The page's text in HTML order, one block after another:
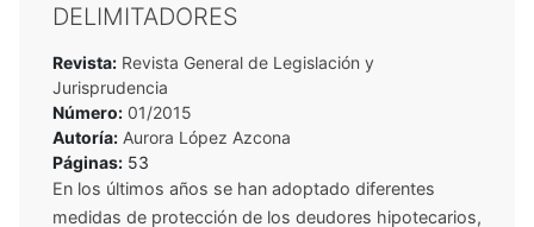
DELIMITADORES
Revista: Revista General de Legislación y
Jurisprudencia
Número: 01/2015
Autoría: Aurora López Azcona
Páginas: 53
En los últimos años se han adoptado diferentes
medidas de protección de los deudores hipotecarios,